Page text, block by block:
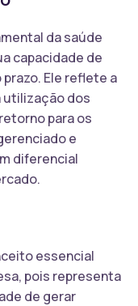
da saúde
capacidade de
Ele reflete a
utilização dos
para os
e
diferencial
essencial
pois representa
de gerar